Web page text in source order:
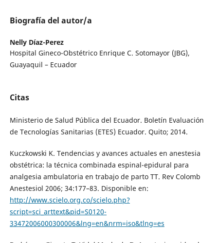
Biografía del autor/a
Nelly Díaz-Perez
Hospital Gineco-Obstétrico Enrique C. Sotomayor (JBG),
Guayaquil – Ecuador
Citas
Ministerio de Salud Pública del Ecuador. Boletín Evaluación
de Tecnologías Sanitarias (ETES) Ecuador. Quito; 2014.
Kuczkowski K. Tendencias y avances actuales en anestesia
obstétrica: la técnica combinada espinal-epidural para
analgesia ambulatoria en trabajo de parto TT. Rev Colomb
Anestesiol 2006; 34:177–83. Disponible en:
http://www.scielo.org.co/scielo.php?
script=sci_arttext&pid=S0120-
33472006000300006&lng=en&nrm=iso&tlng=es